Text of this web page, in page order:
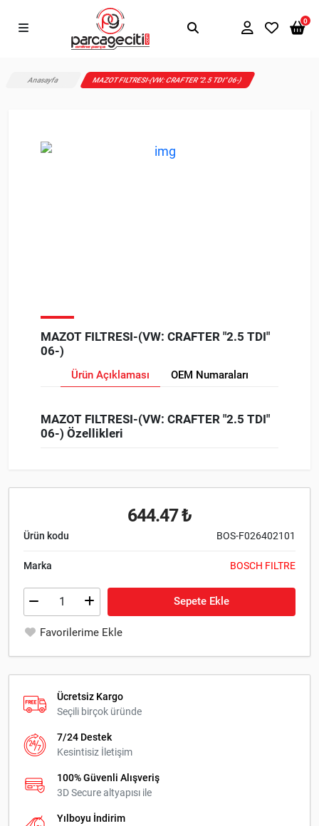
0
Anasayfa MAZOT FILTRESI-(VW: CRAFTER "2.5 TDI" 06-)
MAZOT FILTRESI-(VW: CRAFTER "2.5 TDI"
06-)
Ürün Açıklaması OEM Numaraları
MAZOT FILTRESI-(VW: CRAFTER "2.5 TDI"
06-) Özellikleri
644.47 ₺
Ürün kodu BOS-F026402101
Marka BOSCH FILTRE
Sepete Ekle
Favorilerime Ekle
Ücretsiz Kargo
Seçili birçok üründe
7/24 Destek
Kesintisiz İletişim
100% Güvenli Alışveriş
3D Secure altyapısı ile
Yılboyu İndirim